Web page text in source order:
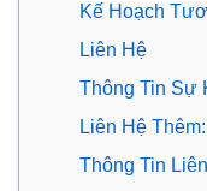
Kế Hoạch
Liên Hệ
Thông Tin Sự
Liên Hệ Thêm:
Thông Tin